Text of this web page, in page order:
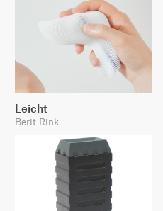
Leicht
Berit Rink